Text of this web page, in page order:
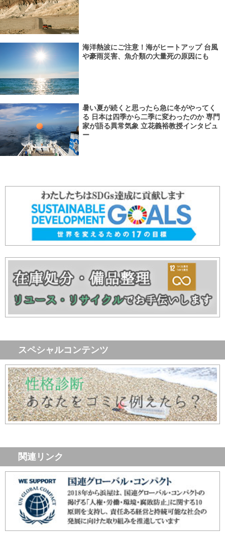
海洋熱波にご注意！海がヒートアップ 台風
や豪雨災害、魚介類の大量死の原因にも
暑い夏が続くと思ったら急に冬がやってく
る 日本は四季から二季に変わったのか 専門
家が語る異常気象 立花義裕教授インタビュ
ー
スペシャルコンテンツ
関連リンク